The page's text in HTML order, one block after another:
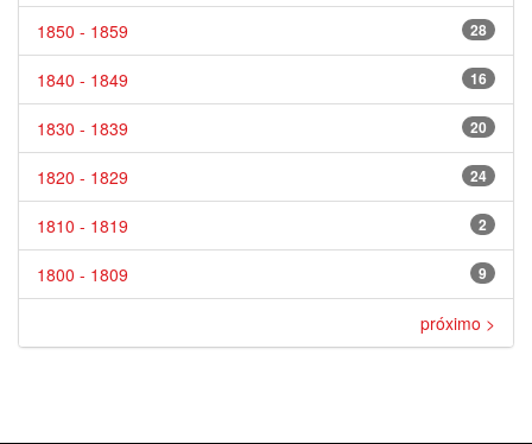
28
1850 - 1859
16
1840 - 1849
20
1830 - 1839
24
1820 - 1829
2
1810 - 1819
9
1800 - 1809
próximo >